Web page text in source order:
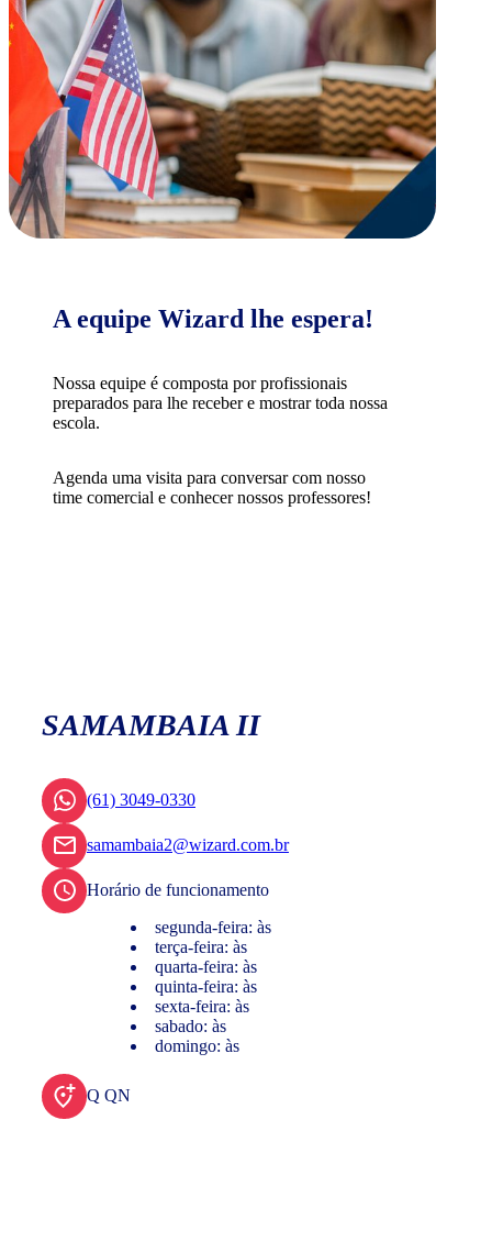
A equipe Wizard lhe espera!
Nossa equipe é composta por profissionais
preparados para lhe receber e mostrar toda nossa
escola.
Agenda uma visita para conversar com nosso
time comercial e conhecer nossos professores!
SAMAMBAIA II
(61) 3049-0330
samambaia2@wizard.com.br
Horário de funcionamento
segunda-feira: às
terça-feira: às
quarta-feira: às
quinta-feira: às
sexta-feira: às
sabado: às
domingo: às
Q QN